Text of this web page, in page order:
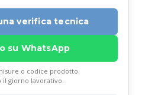
verifica tecnica
su WhatsApp
o codice prodotto.
il giorno lavorativo.